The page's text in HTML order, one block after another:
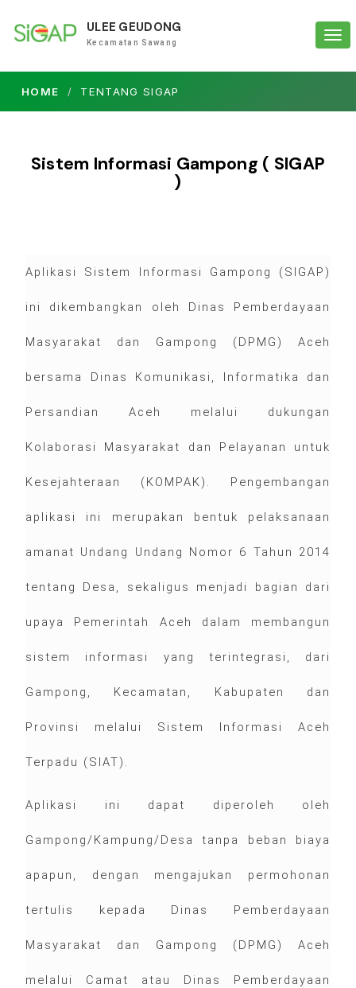
ULEE GEUDONG
Kecamatan Sawang
HOME TENTANG SIGAP
Sistem Informasi Gampong ( SIGAP
)
Aplikasi Sistem Informasi Gampong (SIGAP)
ini dikembangkan oleh Dinas Pemberdayaan
Masyarakat dan Gampong (DPMG) Aceh
bersama Dinas Komunikasi, Informatika dan
Persandian Aceh melalui dukungan
Kolaborasi Masyarakat dan Pelayanan untuk
Kesejahteraan (KOMPAK). Pengembangan
aplikasi ini merupakan bentuk pelaksanaan
amanat Undang Undang Nomor 6 Tahun 2014
tentang Desa, sekaligus menjadi bagian dari
upaya Pemerintah Aceh dalam membangun
sistem informasi yang terintegrasi, dari
Gampong, Kecamatan, Kabupaten dan
Provinsi melalui Sistem Informasi Aceh
Terpadu (SIAT).
Aplikasi ini dapat diperoleh oleh
Gampong/Kampung/Desa tanpa beban biaya
apapun, dengan mengajukan permohonan
tertulis kepada Dinas Pemberdayaan
Masyarakat dan Gampong (DPMG) Aceh
melalui Camat atau Dinas Pemberdayaan